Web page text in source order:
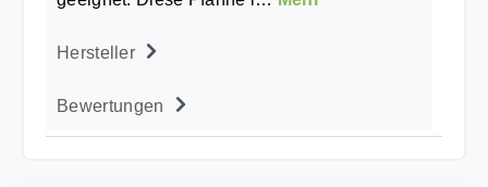
Hersteller
Bewertungen